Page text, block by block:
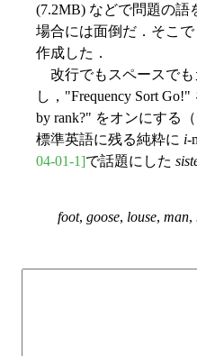
(7.2MB) などで問題の
場合には面倒だ．そこ
作成した．
改行でもスペースでも
し，"Frequency Sort
by rank?" をオンにする
標準英語に残る純粋に i-
04-01-1]で話題にした
foot, goose, louse, man,